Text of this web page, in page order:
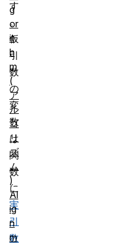
す
。
仮
引
数
の
変
数
は
関
数
に
実
引
数
g
or
it
h
m
(
ア
ル
ゴ
リ
ズ
ム
)
Al
ig
n
m